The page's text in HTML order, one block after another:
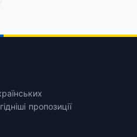
пропозиції